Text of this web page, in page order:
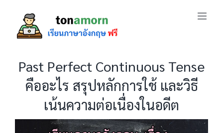
content
Past Perfect Continuous Tense
คืออะไร สรุปหลักการใช้ และวิธี
เน้นความต่อเนื่องในอดีต